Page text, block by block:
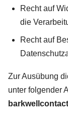
Recht auf
die
Recht auf
Zur Ausübung
unter folgender